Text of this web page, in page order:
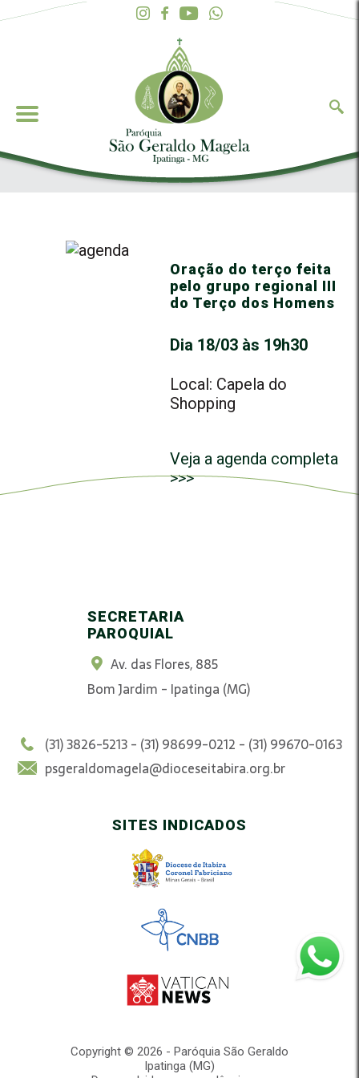
Oração do terço feita
pelo grupo regional III
do Terço dos Homens
Dia 18/03 às 19h30
Local: Capela do
Shopping
Veja a agenda completa
>>>
SECRETARIA
PAROQUIAL
Av. das Flores, 885
Bom Jardim - Ipatinga (MG)
(31) 3826-5213 - (31) 98699-0212 - (31) 99670-0163
psgeraldomagela@dioceseitabira.org.br
SITES INDICADOS
Copyright © 2026 - Paróquia São Geraldo
Ipatinga (MG)